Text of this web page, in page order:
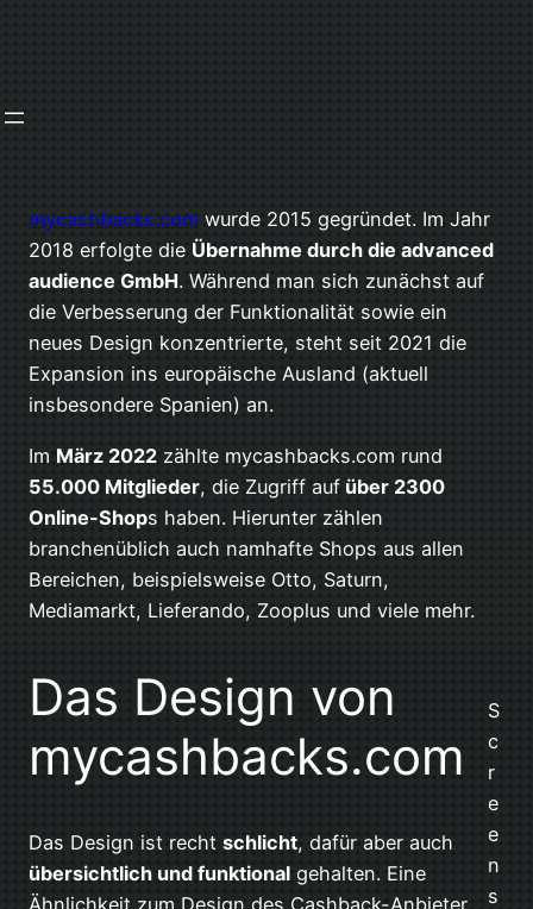
mycashbacks.com wurde 2015 gegründet. Im Jahr
2018 erfolgte die Übernahme durch die advanced
audience GmbH. Während man sich zunächst auf
die Verbesserung der Funktionalität sowie ein
neues Design konzentrierte, steht seit 2021 die
Expansion ins europäische Ausland (aktuell
insbesondere Spanien) an.
Im März 2022 zählte mycashbacks.com rund
55.000 Mitglieder, die Zugriff auf über 2300
Online-Shops haben. Hierunter zählen
branchenüblich auch namhafte Shops aus allen
Bereichen, beispielsweise Otto, Saturn,
Mediamarkt, Lieferando, Zooplus und viele mehr.
S
c
r
e
e
n
s
Das Design von
mycashbacks.com
Das Design ist recht schlicht, dafür aber auch
übersichtlich und funktional gehalten. Eine